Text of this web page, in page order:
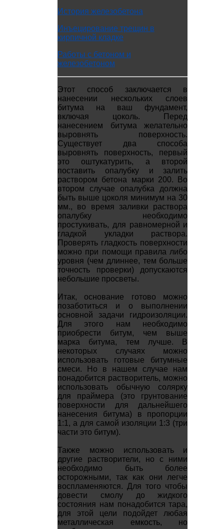
История железобетона
Инъецирование трещин в
кирпичной кладке
Работы с бетоном и
железобетоном
Этот способ заключается в
нанесении нескольких слоев
битума на ваш фундамент,
включая цоколь. Перед
нанесением битума желательно
выровнять поверхность.
Существует два способа
выровнять поверхность, первый
это оштукатурить, а второй
поставить опалубку и залить
раствором бетона марки 200. Во
втором случае опалубка должна
быть выше цоколя минимум на 30
мм., во время заливки раствора
опалубку необходимо
простукивать, для равномерной и
гладкой укладки раствора.
Проверять гладкость поверхности
можно при помощи правила либо
уровня (чем длиннее, тем больше
точность проверки) допускаются
небольшие просветы.
Итак, основание готово можно
позаботиться и о выполнении
основной задачи гидроизоляции.
Для этого нам необходимо
приобрести битум, чем выше
марка битума, тем лучше. В
некоторых случаях можно
использовать готовые битумные
смеси. Но в нашем случае нам
понадобится растворитель, можно
использовать обычную солярку
для праймера (это грунтование
поверхности для дальнейшего
нанесения битума) в пропорции
1:1, а для самой изоляции 1:3 (три
части это битум).
Также можно использовать и
другие растворители, но с ними
необходимо быть более
осторожными, так как они легче
воспламеняются. Для того чтобы
довести смолу до жидкого
состояния нам понадобится тара,
для этой цели подойдет любая
металлическая емкость, но